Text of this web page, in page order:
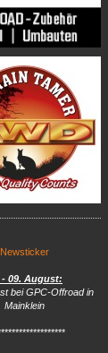
Newsticker
- 09. August:
bei GPC-Offroad in
Mainklein